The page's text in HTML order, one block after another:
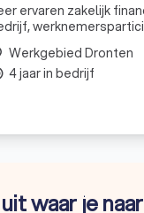
ervaren zakelijk
Werkgebied Dronten
4 jaar in bedrijf
waar je